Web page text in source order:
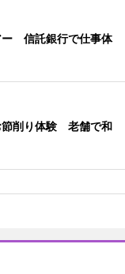
ー 信託銀行で仕事体
節削り体験 老舗で和